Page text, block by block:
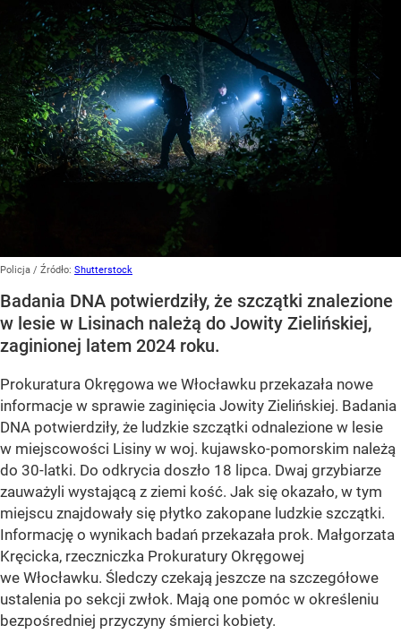
Policja / Źródło: Shutterstock
Badania DNA potwierdziły, że szczątki znalezione
w lesie w Lisinach należą do Jowity Zielińskiej,
zaginionej latem 2024 roku.
Prokuratura Okręgowa we Włocławku przekazała nowe
informacje w sprawie zaginięcia Jowity Zielińskiej. Badania
DNA potwierdziły, że ludzkie szczątki odnalezione w lesie
w miejscowości Lisiny w woj. kujawsko-pomorskim należą
do 30-latki. Do odkrycia doszło 18 lipca. Dwaj grzybiarze
zauważyli wystającą z ziemi kość. Jak się okazało, w tym
miejscu znajdowały się płytko zakopane ludzkie szczątki.
Informację o wynikach badań przekazała prok. Małgorzata
Kręcicka, rzeczniczka Prokuratury Okręgowej
we Włocławku. Śledczy czekają jeszcze na szczegółowe
ustalenia po sekcji zwłok. Mają one pomóc w określeniu
bezpośredniej przyczyny śmierci kobiety.